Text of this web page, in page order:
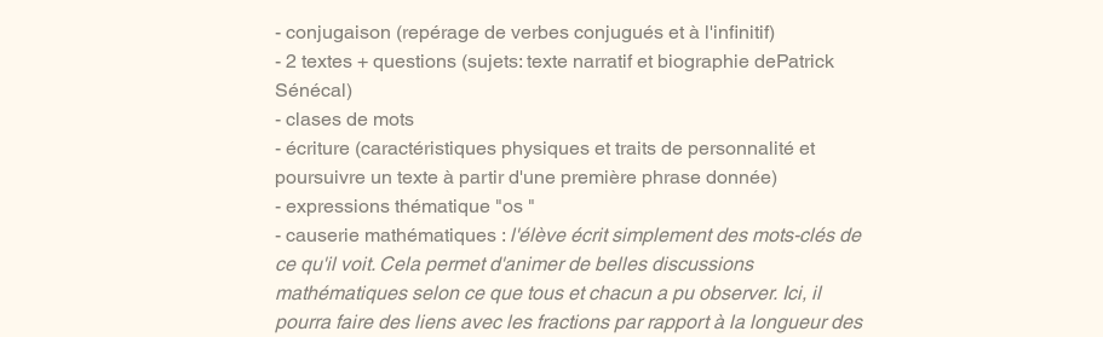
- conjugaison (repérage de verbes conjugués et à l'infinitif)
- 2 textes + questions (sujets: texte narratif et biographie dePatrick
Sénécal)
- clases de mots
- écriture (caractéristiques physiques et traits de personnalité et
poursuivre un texte à partir d'une première phrase donnée)
- expressions thématique "os "
- causerie mathématiques : l'élève écrit simplement des mots-clés de
ce qu'il voit. Cela permet d'animer de belles discussions
mathématiques selon ce que tous et chacun a pu observer. Ici, il
pourra faire des liens avec les fractions par rapport à la longueur des